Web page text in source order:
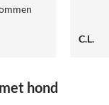
C.L.
hond